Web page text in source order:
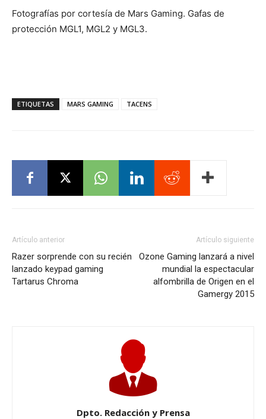
Fotografías por cortesía de Mars Gaming. Gafas de
protección MGL1, MGL2 y MGL3.
ETIQUETAS MARS GAMING TACENS
Artículo anterior
Razer sorprende con su recién
lanzado keypad gaming
Tartarus Chroma
Artículo siguiente
Ozone Gaming lanzará a nivel
mundial la espectacular
alfombrilla de Origen en el
Gamergy 2015
Dpto. Redacción y Prensa